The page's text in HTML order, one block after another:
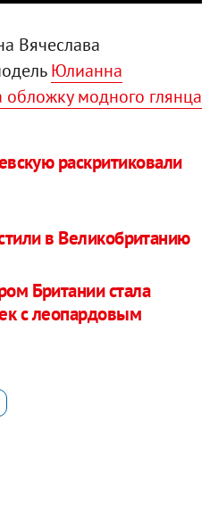
Вячеслава
Юлианна
обложку модного глянца
раскритиковали
в Великобританию
Британии стала
с леопардовым